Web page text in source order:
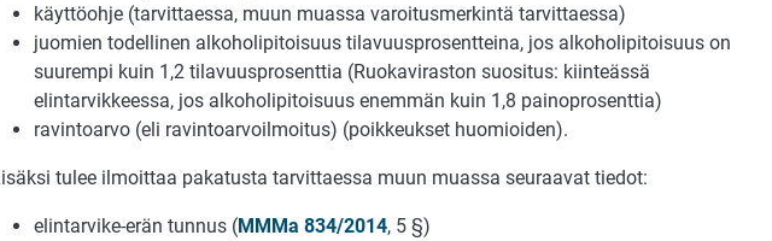
käyttöohje (tarvittaessa, muun muassa varoitusmerkintä tarvittaessa)
juomien todellinen alkoholipitoisuus tilavuusprosentteina, jos alkoholipitoisuus on
suurempi kuin 1,2 tilavuusprosenttia (Ruokaviraston suositus: kiinteässä
elintarvikkeessa, jos alkoholipitoisuus enemmän kuin 1,8 painoprosenttia)
ravintoarvo (eli ravintoarvoilmoitus) (poikkeukset huomioiden).
tulee ilmoittaa pakatusta tarvittaessa muun muassa seuraavat tiedot:
elintarvike-erän tunnus (MMMa 834/2014, 5 §)